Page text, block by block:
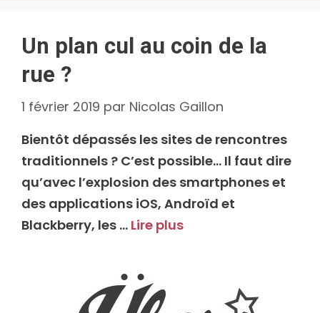
Un plan cul au coin de la
rue ?
1 février 2019 par Nicolas Gaillon
Bientôt dépassés les sites de rencontres
traditionnels ? C’est possible… Il faut dire
qu’avec l’explosion des smartphones et
des applications iOS, Androïd et
Blackberry, les … Lire plus